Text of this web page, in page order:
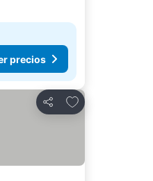
precios
Compartir
Añadir a favoritos